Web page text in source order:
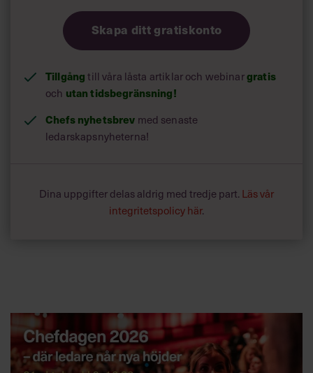
”Många av de saker som lyfts fram i undersökningen visar
på saker som är extremt viktiga ledaregenskaper i
företag. Som att utveckla andra, att skapa en bra
sätt”, kommenterar Andra AP-fondens vd Eva Halvarsson
studien iSVT.
Skapa ditt gratiskonto
Tillgång till våra låsta artiklar och webinargratis
och utan tidsbegränsning!
Chefs nyhetsbrev med senaste
ledarskapsnyheterna!
Dina uppgifter delas aldrig med tredje part. Läs vår
integritetspolicy här.